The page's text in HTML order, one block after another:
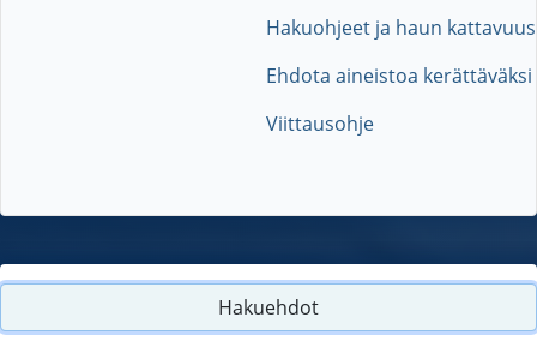
Hakuohjeet ja haun kattavuus
Ehdota aineistoa kerättäväksi
Viittausohje
Hakuehdot